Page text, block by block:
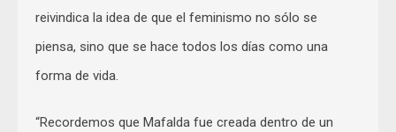
reivindica la idea de que el feminismo no sólo se
piensa, sino que se hace todos los días como una
forma de vida.
“Recordemos que Mafalda fue creada dentro de un